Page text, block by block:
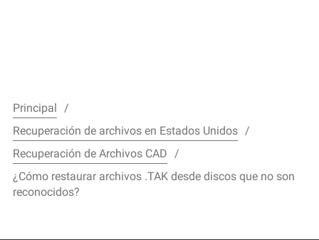
Principal
Recuperación de archivos en Estados Unidos
Recuperación de Archivos CAD
¿Cómo restaurar archivos .TAK desde discos que no son
reconocidos?